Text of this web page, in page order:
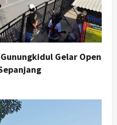
Gelar Open